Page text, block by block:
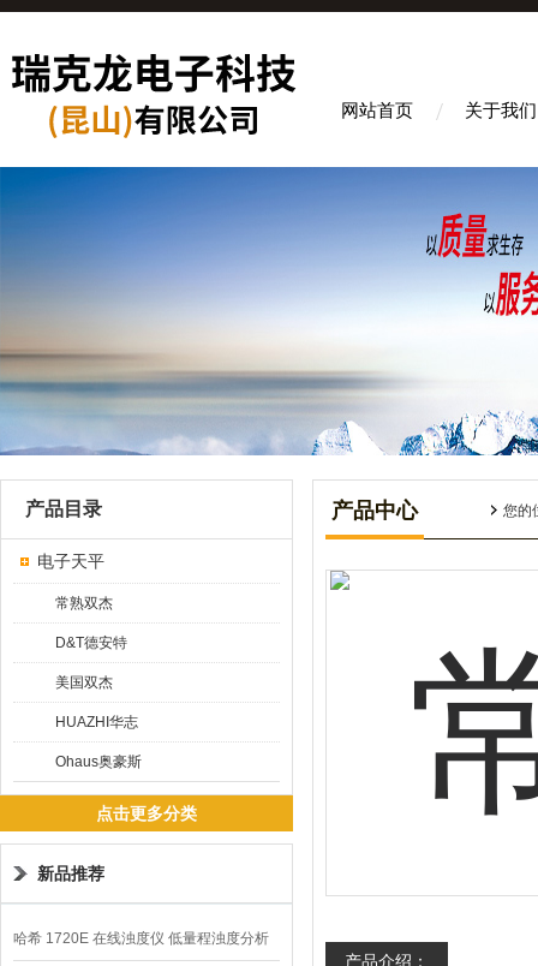
网站首页 关于我们
产品目录
电子天平
常熟双杰
D&T德安特
美国双杰
HUAZHI华志
Ohaus奥豪斯
点击更多分类
新品推荐
哈希 1720E 在线浊度仪 低量程浊度分析
产品中心 您的
产品介绍：